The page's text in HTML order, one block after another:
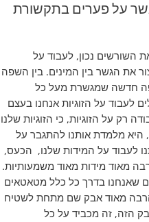
לגשר על פערים בתקשורת
השורשים נכון, לעבוד על
את הגשר בין המינים. בין השפה
חדשה שמגשרת מעל כל
על הזוגיות אנחנו בעצם
רק על הזוגיות, כי הזוגיות שלנו
היא מלמדת אותנו להתגבר על
לעבוד על המידות שלנו, הכעס,
מאוד מידות מאוד משמעותיות.
שאנחנו בדרך כל כלל מטאטאים
מאוד אבק שם מתחת לשטיח
הזה, זה מכביד על כל